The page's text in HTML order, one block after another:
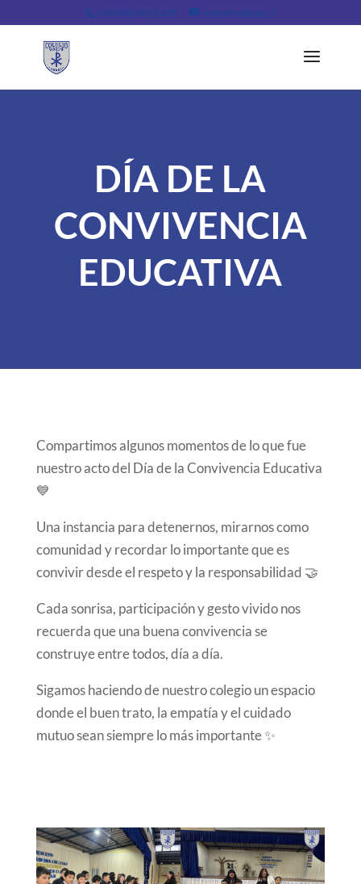
+56 (43) 24 11 238 contacto@csjc.cl
DÍA DE LA
CONVIVENCIA
EDUCATIVA
Compartimos algunos momentos de lo que fue
nuestro acto del Día de la Convivencia Educativa
💙
Una instancia para detenernos, mirarnos como
comunidad y recordar lo importante que es
convivir desde el respeto y la responsabilidad 🤝
Cada sonrisa, participación y gesto vivido nos
recuerda que una buena convivencia se
construye entre todos, día a día.
Sigamos haciendo de nuestro colegio un espacio
donde el buen trato, la empatía y el cuidado
mutuo sean siempre lo más importante ✨